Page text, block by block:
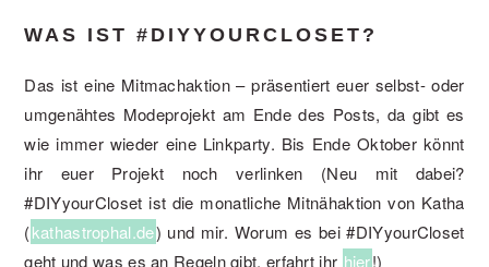
WAS IST #DIYYOURCLOSET?
Das ist eine Mitmachaktion – präsentiert euer selbst- oder
umgenähtes Modeprojekt am Ende des Posts, da gibt es
wie immer wieder eine Linkparty. Bis Ende Oktober könnt
ihr euer Projekt noch verlinken (Neu mit dabei?
#DIYyourCloset ist die monatliche Mitnähaktion von Katha
(kathastrophal.de) und mir. Worum es bei #DIYyourCloset
geht und was es an Regeln gibt, erfahrt ihr hier!)